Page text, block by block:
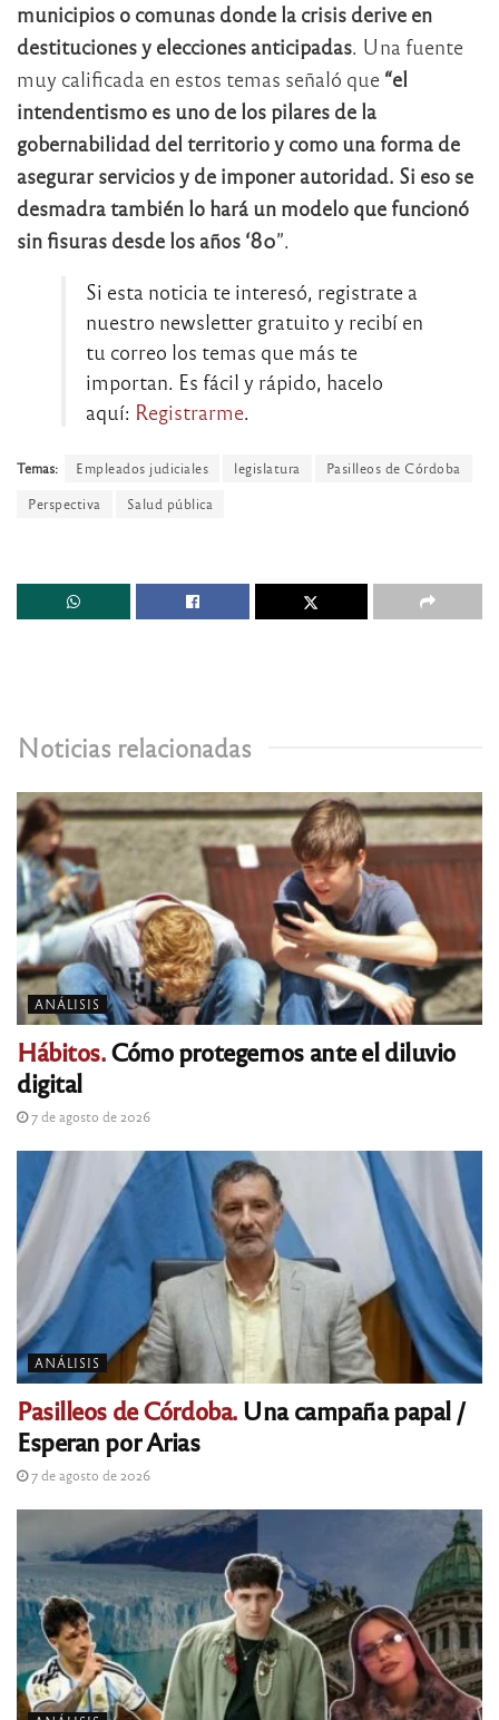
municipios o comunas donde la crisis derive en
destituciones y elecciones anticipadas. Una fuente
muy calificada en estos temas señaló que “el
intendentismo es uno de los pilares de la
gobernabilidad del territorio y como una forma de
asegurar servicios y de imponer autoridad. Si eso se
desmadra también lo hará un modelo que funcionó
sin fisuras desde los años ‘80”.
Si esta noticia te interesó, registrate a
nuestro newsletter gratuito y recibí en
tu correo los temas que más te
importan. Es fácil y rápido, hacelo
aquí: Registrarme.
Temas: Empleados judiciales legislatura
Pasilleos de Córdoba
Perspectiva
Salud pública
Noticias relacionadas
ANÁLISIS
Hábitos.Cómo protegernos ante el diluvio
digital
7 de agosto de 2026
ANÁLISIS
Pasilleos de Córdoba.Una campaña papal /
Esperan por Arias
7 de agosto de 2026